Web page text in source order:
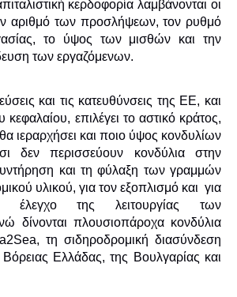
κερδοφορία λαμβάνονται οι
αριθμό των προσλήψεων, τον ρυθμό
το ύψος των μισθών και την
των εργαζόμενων.
και τις κατευθύνσεις της ΕΕ, και
κεφαλαίου, επιλέγει το αστικό κράτος,
ιεραρχήσει και ποιο ύψος κονδυλίων
δεν περισσεύουν κονδύλια στην
και τη φύλαξη των γραμμών
υλικού, για τον εξοπλισμό και για
έλεγχο της λειτουργίας των
δίνονται πλουσιοπάροχα κονδύλια
τη σιδηροδρομική διασύνδεση
Ελλάδας, της Βουλγαρίας και